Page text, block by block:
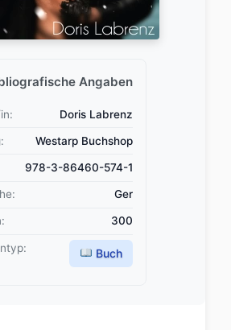
Angaben
Doris Labrenz
Westarp Buchshop
978-3-86460-574-1
Ger
300
Buch